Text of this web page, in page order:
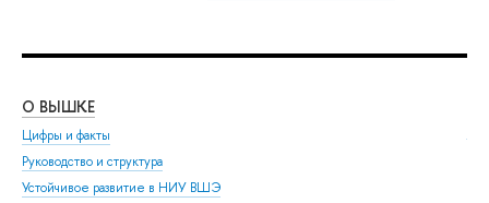
О ВЫШКЕ
Цифры и факты
Руководство и структура
Устойчивое развитие в НИУ ВШЭ